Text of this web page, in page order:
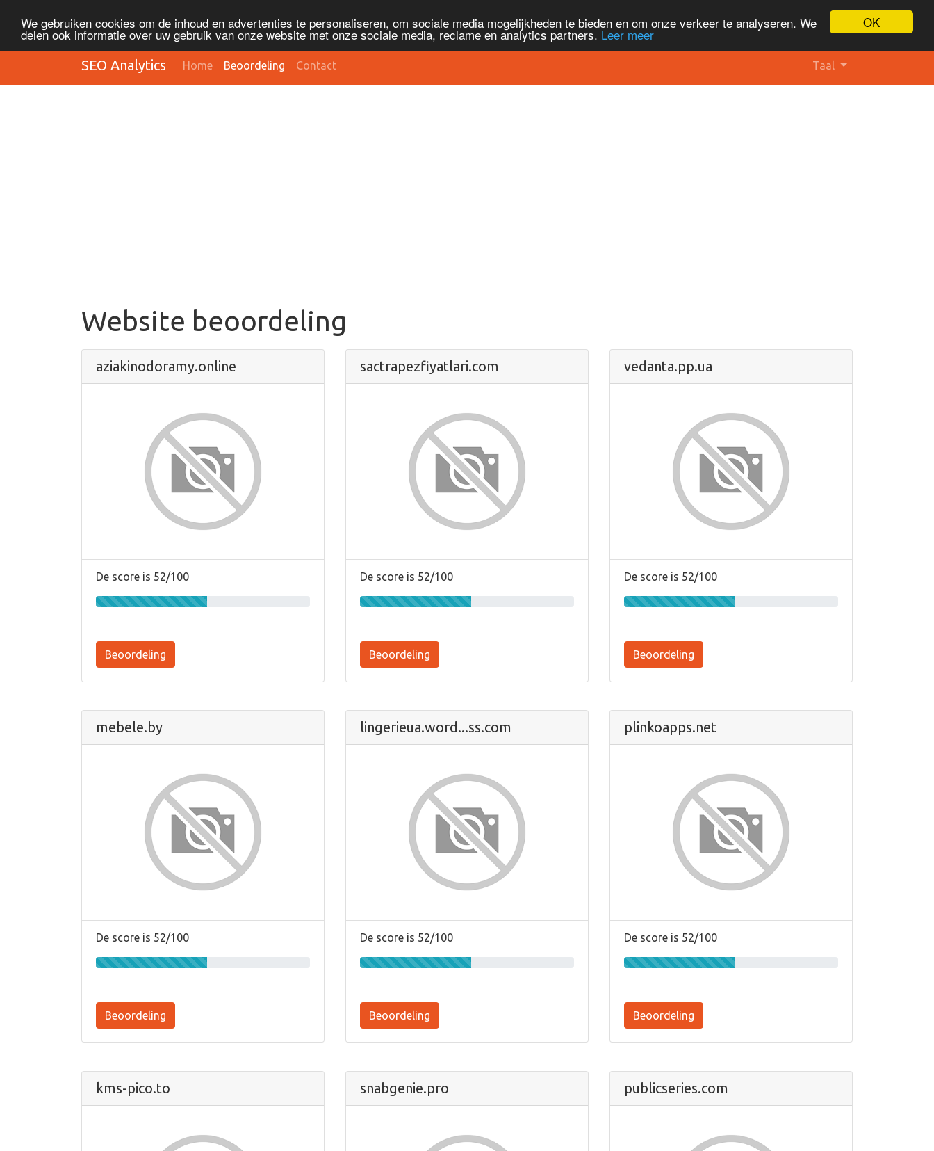
OK
We gebruiken cookies om de inhoud en advertenties te personaliseren, om sociale media mogelijkheden te bieden en om onze verkeer te analyseren. We
delen ook informatie over uw gebruik van onze website met onze sociale media, reclame en analytics partners. Leer meer
SEO Analytics Home Beoordeling Contact Taal
Website beoordeling
aziakinodoramy.online
De score is 52/100
Beoordeling
sactrapezfiyatlari.com
De score is 52/100
Beoordeling
vedanta.pp.ua
De score is 52/100
Beoordeling
mebele.by
De score is 52/100
Beoordeling
lingerieua.word...ss.com
De score is 52/100
Beoordeling
plinkoapps.net
De score is 52/100
Beoordeling
kms-pico.to snabgenie.pro publicseries.com